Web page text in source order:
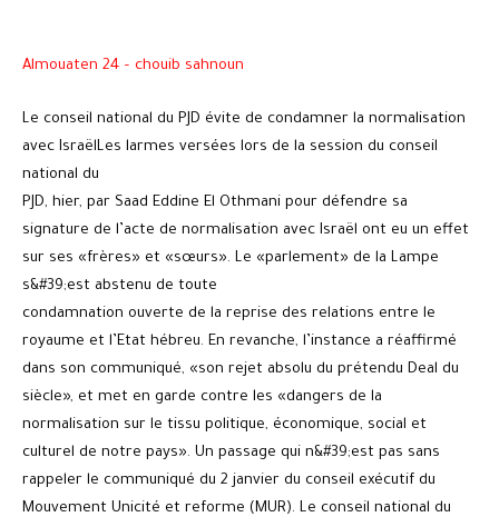
Almouaten 24 – chouib sahnoun
Le conseil national du PJD évite de condamner la normalisation
avec IsraëlLes larmes versées lors de la session du conseil
national du
PJD, hier, par Saad Eddine El Othmani pour défendre sa
signature de l’acte de normalisation avec Israël ont eu un effet
sur ses «frères» et «sœurs». Le «parlement» de la Lampe
s&#39;est abstenu de toute
condamnation ouverte de la reprise des relations entre le
royaume et l’Etat hébreu. En revanche, l’instance a réaffirmé
dans son communiqué, «son rejet absolu du prétendu Deal du
siècle», et met en garde contre les «dangers de la
normalisation sur le tissu politique, économique, social et
culturel de notre pays». Un passage qui n&#39;est pas sans
rappeler le communiqué du 2 janvier du conseil exécutif du
Mouvement Unicité et reforme (MUR). Le conseil national du